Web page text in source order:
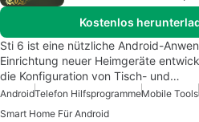
Kostenlos
Sti 6 ist eine nützliche Android-
Einrichtung neuer Heimgeräte
die Konfiguration von Tisch- und…
AndroidTelefon HilfsprogrammeMobile Tools
Smart Home Für Android